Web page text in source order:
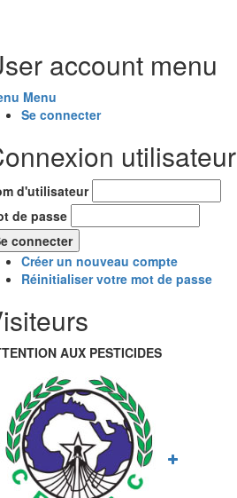
account menu
Menu
Se connecter
utilisateur
d'utilisateur
de passe
Créer un nouveau compte
Réinitialiser votre mot de passe
AUX PESTICIDES